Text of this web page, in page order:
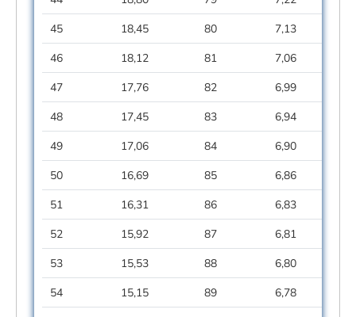
45
18,45 80
7,13
46
18,12 81
7,06
47
17,76 82
6,99
48
17,45 83
6,94
49
17,06 84
6,90
50
16,69 85
6,86
51
16,31 86
6,83
52
15,92 87
6,81
53
15,53 88
6,80
54
15,15 89
6,78